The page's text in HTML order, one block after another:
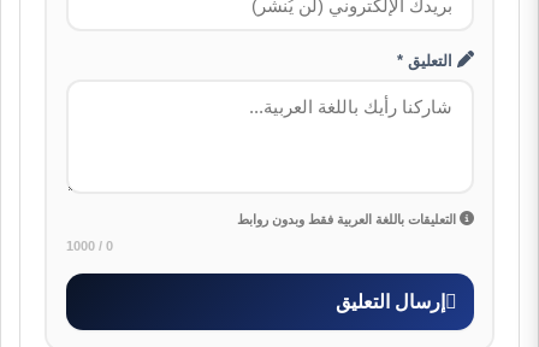
التعليق *
التعليقات باللغة العربية فقط وبدون روابط
0 / 1000
إرسال التعليق